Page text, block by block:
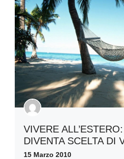
VIVERE
DIVENTA SCELTA DI
15 Marzo 2010